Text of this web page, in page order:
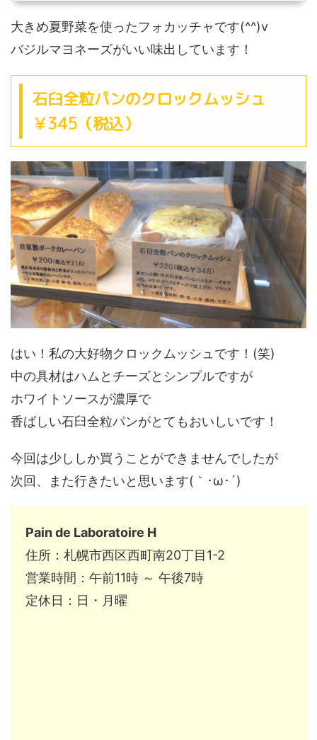
大きめ夏野菜を使ったフォカッチャです(^^)v
バジルマヨネーズがいい味出しています！
石臼全粒パンのクロックムッシュ
￥345（税込）
はい！私の大好物クロックムッシュです！(笑)
中の具材はハムとチーズとシンプルですが
ホワイトソースが濃厚で
香ばしい石臼全粒パンがとてもおいしいです！
今回は少ししか買うことができませんでしたが
次回、また行きたいと思います(｀･ω･´)ゞ
Pain de Laboratoire H
住所：札幌市西区西町南20丁目1-2
営業時間：午前11時 ～ 午後7時
定休日：日・月曜